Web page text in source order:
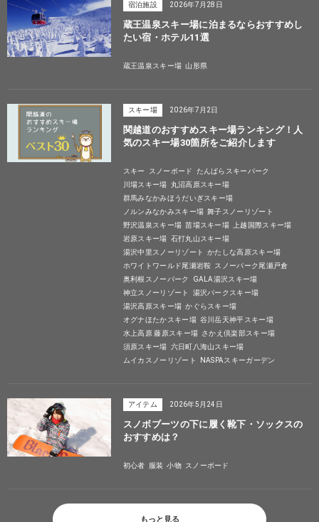
宿泊施設 2026年7月28日
蔵王温泉スキー場に泊まるならおすすめし
たい宿・ホテル11選
蔵王温泉スキー場 山形県
スキー場 2026年7月2日
関越道のおすすめスキー場ランキング！人
気のスキー場30箇所をご紹介します
スキー スノーボード
たんばらスキーパーク
川場スキー場
丸沼高原スキー場
群馬みなかみほうだいぎスキー場
ノルンみなかみスキー場 舞子スノーリゾート
野沢温泉スキー場 苗場スキー場
上越国際スキー場
岩原スキー場 石打丸山スキー場
湯沢中里スノーリゾート
かたしな高原スキー場
ホワイトワールド尾瀬岩鞍 スノーパーク尾瀬戸倉
奥利根スノーパーク
GALA湯沢スキー場
神立スノーリゾート
湯沢パークスキー場
湯沢高原スキー場 かぐらスキー場
オグナほたかスキー場 谷川岳天神平スキー場
水上高原 藤原スキー場 さかえ倶楽部スキー場
須原スキー場 六日町八海山スキー場
ムイカスノーリゾート
NASPAスキーガーデン
アイテム 2026年5月24日
スノボブーツの下に履く靴下・ソックスの
おすすめは？
初心者 服装 小物 スノーボード
もっと見る